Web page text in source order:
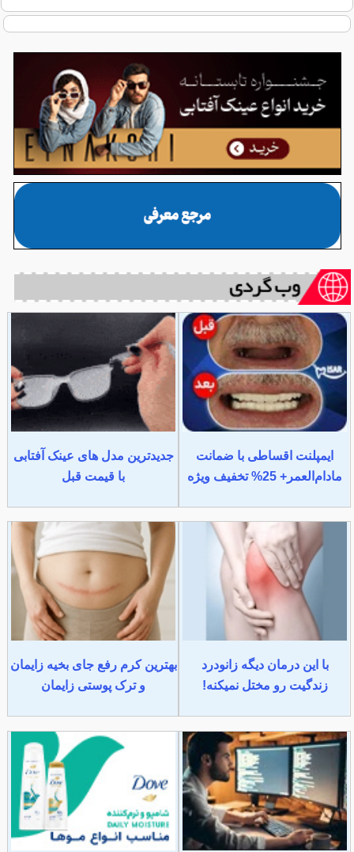
ایمپلنت اقساطی با ضمانت
مادام‌العمر+ 25% تخفیف ویژه
جدیدترین مدل های عینک آفتابی
با قیمت قبل
با این درمان دیگه زانودرد
زندگیت رو مختل نمیکنه!
بهترین کرم رفع جای بخیه زایمان
و ترک پوستی زایمان